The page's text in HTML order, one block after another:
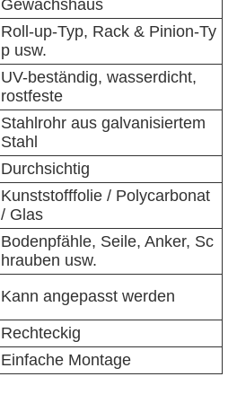
Gewächshaus
Roll-up-Typ, Rack & Pinion-Ty
p usw.
UV-beständig, wasserdicht,
rostfeste
Stahlrohr aus galvanisiertem
Stahl
Durchsichtig
Kunststofffolie / Polycarbonat
/ Glas
Bodenpfähle, Seile, Anker, Sc
hrauben usw.
Kann angepasst werden
Rechteckig
Einfache Montage